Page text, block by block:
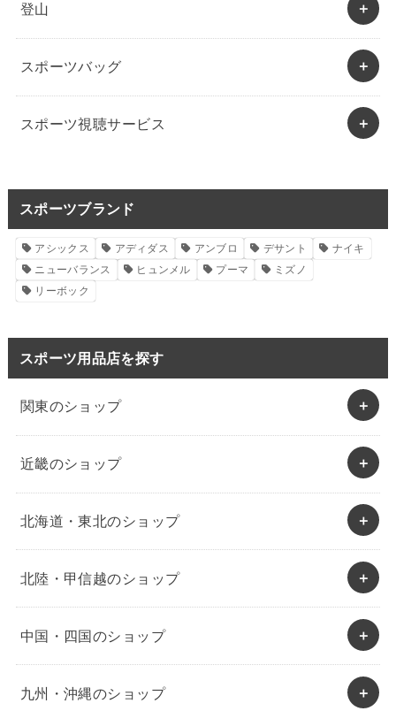
登山
スポーツバッグ
スポーツ視聴サービス
スポーツブランド
アシックス アディダス アンブロ デサント
ナイキ
ニューバランス
ヒュンメル プーマ
ミズノ
リーボック
スポーツ用品店を探す
関東のショップ
近畿のショップ
北海道・東北のショップ
北陸・甲信越のショップ
中国・四国のショップ
九州・沖縄のショップ